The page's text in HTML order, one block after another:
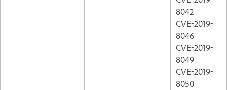
8042
CVE-2019-
8046
CVE-2019-
8049
CVE-2019-
8050